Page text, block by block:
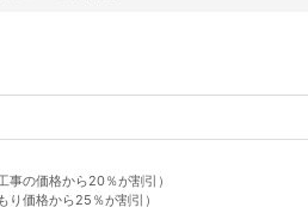
事の価格から20％が割引）
り価格から25％が割引）